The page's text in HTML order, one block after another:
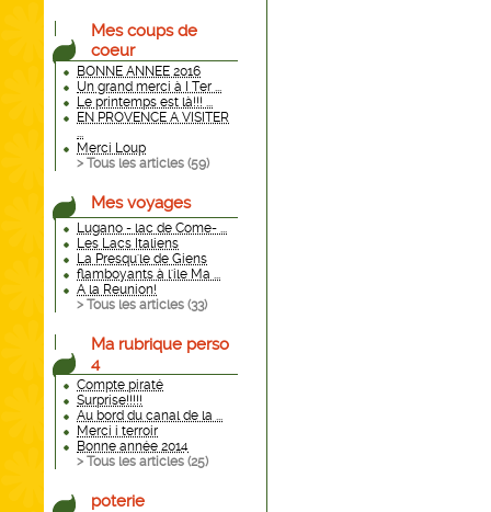
Mes coups de
coeur
BONNE ANNEE 2016
Un grand merci à I Ter ...
Le printemps est là!!! ...
EN PROVENCE A VISITER
...
Merci Loup
> Tous les articles (59)
Mes voyages
Lugano - lac de Come- ...
Les Lacs Italiens
La Presqu'le de Giens
flamboyants à l'ile Ma ...
A la Reunion!
> Tous les articles (33)
Ma rubrique perso
4
Compte piraté
Surprise!!!!!
Au bord du canal de la ...
Merci i terroir
Bonne année 2014
> Tous les articles (25)
poterie